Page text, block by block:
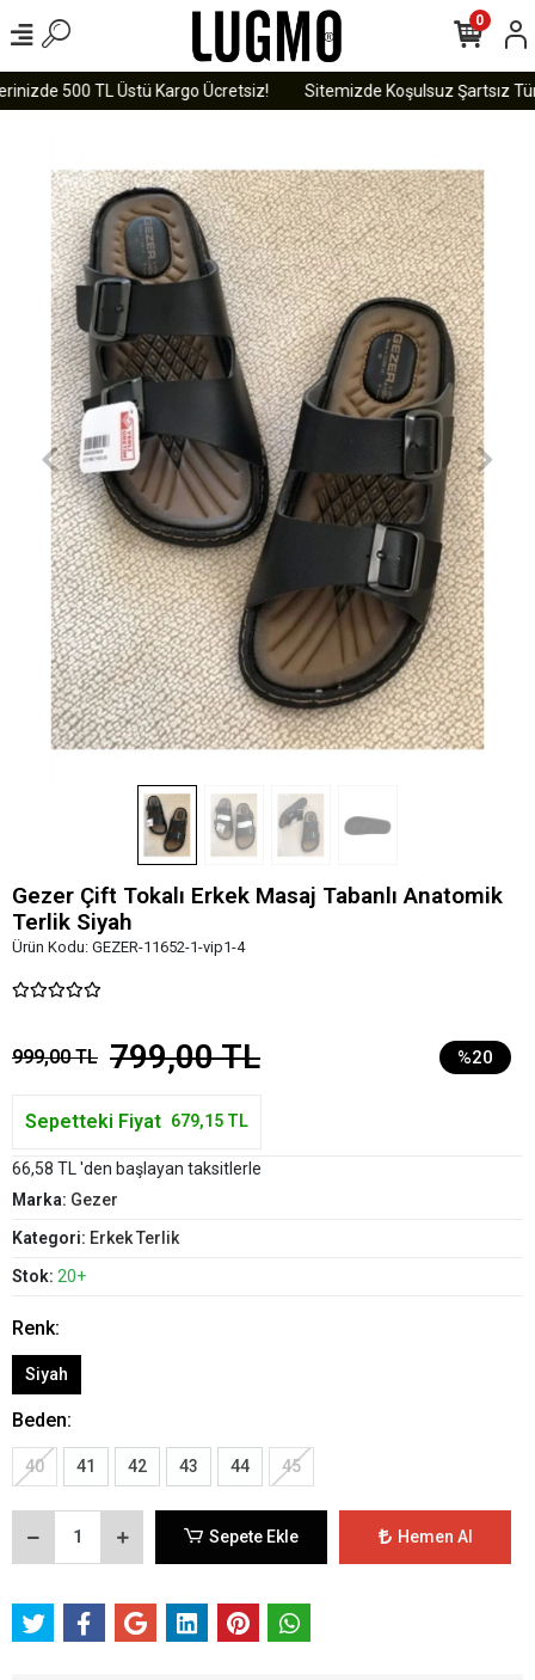
500 TL Üstü Kargo Ücretsiz! Sitemizde Koşulsuz Şartsız
0
Gezer Çift Tokalı Erkek Masaj Tabanlı Anatomik
Terlik Siyah
Ürün Kodu: GEZER-11652-1-vip1-4
999,00 TL 799,00 TL %20
Sepetteki Fiyat 679,15 TL
66,58 TL 'den başlayan taksitlerle
Marka: Gezer
Kategori: Erkek Terlik
Stok: 20+
Renk:
Siyah
Beden:
40 41 42 43 44 45
Sepete Ekle Hemen Al